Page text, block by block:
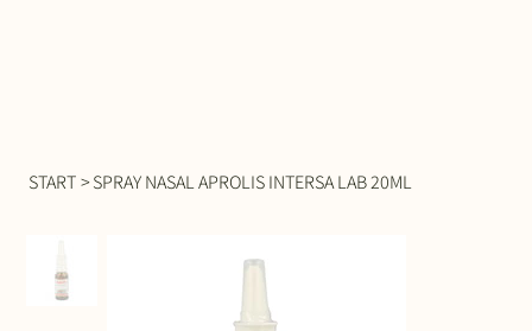
START >SPRAY NASAL APROLIS INTERSA LAB 20ML